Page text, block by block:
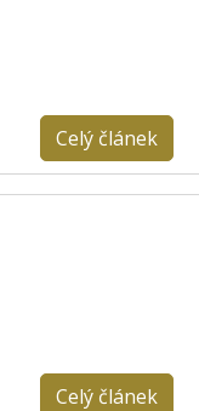
Celý článek
Celý článek